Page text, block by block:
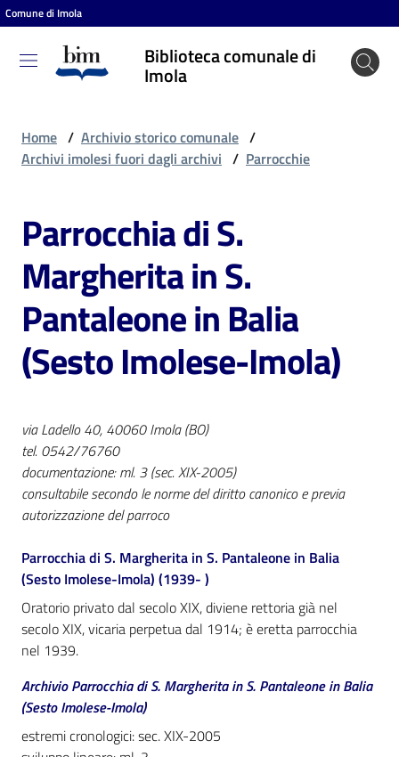
Vai al contenuto
Vai alla navigazione
Vai al footer
Comune di Imola
Biblioteca comunale di
Imola
Biblioteca
comunale
Cosa
puoi
fare
Scopri
contenuti
Risorse
online
Casa
Piani
Archivio
storico
Home / Archivio storico comunale /
Archivi imolesi fuori dagli archivi / Parrocchie
Parrocchia di S.
Margherita in S.
Pantaleone in Balia
(Sesto Imolese-Imola)
via Ladello 40, 40060 Imola (BO)
tel. 0542/76760
documentazione: ml. 3 (sec. XIX-2005)
consultabile secondo le norme del diritto canonico e previa
autorizzazione del parroco
Parrocchia di S. Margherita in S. Pantaleone in Balia
(Sesto Imolese-Imola) (1939- )
Oratorio privato dal secolo XIX, diviene rettoria già nel
secolo XIX, vicaria perpetua dal 1914; è eretta parrocchia
nel 1939.
Archivio Parrocchia di S. Margherita in S. Pantaleone in Balia
(Sesto Imolese-Imola)
estremi cronologici: sec. XIX-2005